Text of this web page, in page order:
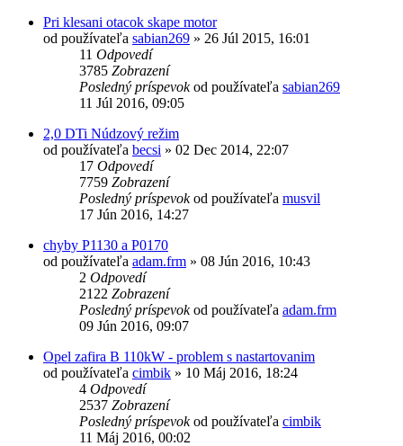
Pri klesani otacok skape motor
od používateľa sabian269 » 26 Júl 2015, 16:01
11 Odpovedí
3785 Zobrazení
Posledný príspevokod používateľa sabian269
11 Júl 2016, 09:05
2,0 DTi Núdzový režim
od používateľa becsi » 02 Dec 2014, 22:07
17 Odpovedí
7759 Zobrazení
Posledný príspevokod používateľa musvil
17 Jún 2016, 14:27
chyby P1130 a P0170
od používateľa adam.frm » 08 Jún 2016, 10:43
2 Odpovedí
2122 Zobrazení
Posledný príspevokod používateľa adam.frm
09 Jún 2016, 09:07
Opel zafira B 110kW - problem s nastartovanim
od používateľa cimbik » 10 Máj 2016, 18:24
4 Odpovedí
2537 Zobrazení
Posledný príspevokod používateľa cimbik
11 Máj 2016, 00:02